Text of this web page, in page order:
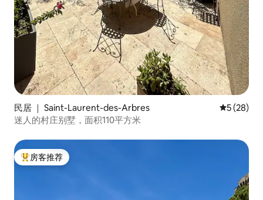
民居 ｜ Saint-Laurent-des-Arbres 平均评分
5 (28)
迷人的村庄别墅，面积110平方米
热门「房客推荐」
房客推荐